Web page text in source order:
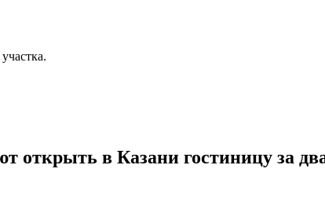
открыть в Казани гостиницу за